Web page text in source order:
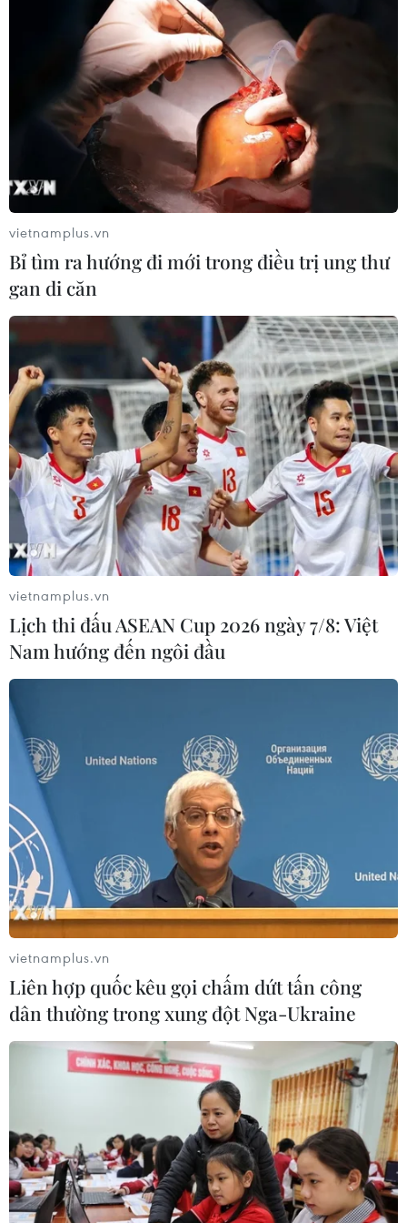
TIN CÙNG CHUYÊN MỤC
Ớt nhập khẩu từ Mexico khiến hàng
trăm người tiêu dùng Mỹ nhiễm
vietnamplus.vn
Bỉ tìm ra hướng đi mới trong điều trị ung thư
gan di căn
vietnamplus.vn
Lịch thi đấu ASEAN Cup 2026 ngày 7/8: Việt
Nam hướng đến ngôi đầu
vietnamplus.vn
Liên hợp quốc kêu gọi chấm dứt tấn công
dân thường trong xung đột Nga-Ukraine